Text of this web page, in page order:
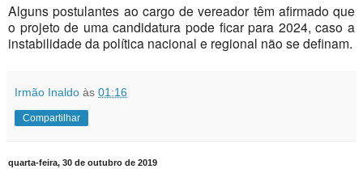
Alguns postulantes ao cargo de vereador têm afirmado que
o projeto de uma candidatura pode ficar para 2024, caso a
instabilidade da política nacional e regional não se definam.
Irmão Inaldo às 01:16
Compartilhar
quarta-feira, 30 de outubro de 2019